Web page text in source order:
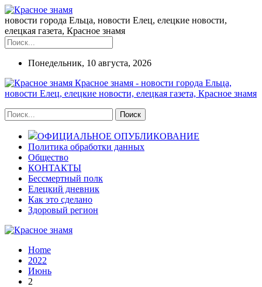
новости города Ельца, новости Елец, елецкие новости,
елецкая газета, Красное знамя
Понедельник, 10 августа, 2026
Красное знамя - новости города Ельца,
новости Елец, елецкие новости, елецкая газета, Красное знамя
ОФИЦИАЛЬНОЕ ОПУБЛИКОВАНИЕ
Политика обработки данных
Общество
КОНТАКТЫ
Бессмертный полк
Елецкий дневник
Как это сделано
Здоровый регион
Home
2022
Июнь
2